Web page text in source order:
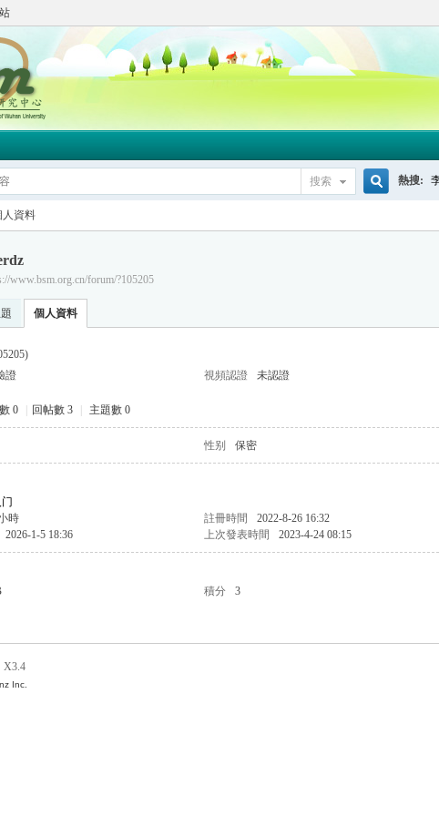
搜索 熱搜:
人資料
www.bsm.org.cn/forum/?105205
個人資料
證 視頻認證 未認證
0 回帖數 3 主題數 0
性别 保密
時 註冊時間 2022-8-26 16:32
2026-1-5 18:36 上次發表時間 2023-4-24 08:15
積分 3
X3.4
Inc.